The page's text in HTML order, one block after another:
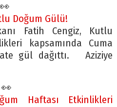
Doğum Gülü!
Fatih Cengiz, Kutlu
kapsamında Cuma
gül dağıttı. Aziziye
Haftası Etkinlikleri